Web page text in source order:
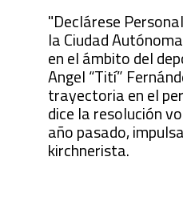
"Declárese
la Ciudad
en el ámbito del
Angel “Tití”
trayectoria en el
dice la resolución
año pasado,
kirchnerista.